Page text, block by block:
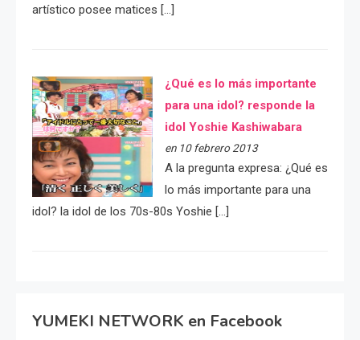
artístico posee matices […]
¿Qué es lo más importante
para una idol? responde la
idol Yoshie Kashiwabara
en 10 febrero 2013
A la pregunta expresa: ¿Qué es
lo más importante para una
idol? la idol de los 70s-80s Yoshie […]
YUMEKI NETWORK en Facebook